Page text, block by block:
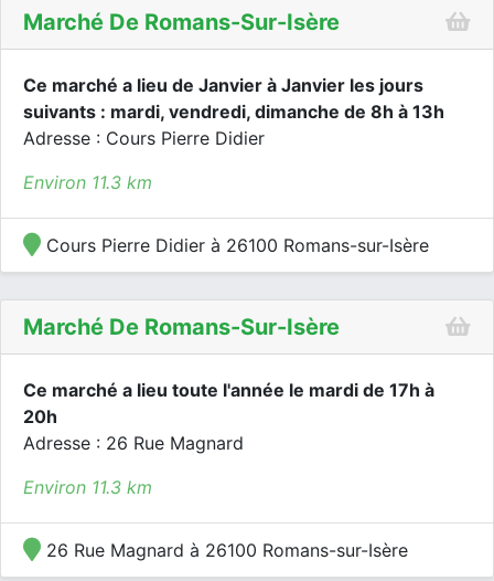
Marché De Romans-Sur-Isère
Ce marché a lieu de Janvier à Janvier les jours
suivants : mardi, vendredi, dimanche de 8h à 13h
Adresse : Cours Pierre Didier
Environ 11.3 km
Cours Pierre Didier à 26100 Romans-sur-Isère
Marché De Romans-Sur-Isère
Ce marché a lieu toute l'année le mardi de 17h à
20h
Adresse : 26 Rue Magnard
Environ 11.3 km
26 Rue Magnard à 26100 Romans-sur-Isère